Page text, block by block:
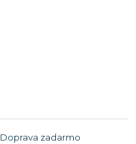
Doprava zadarmo